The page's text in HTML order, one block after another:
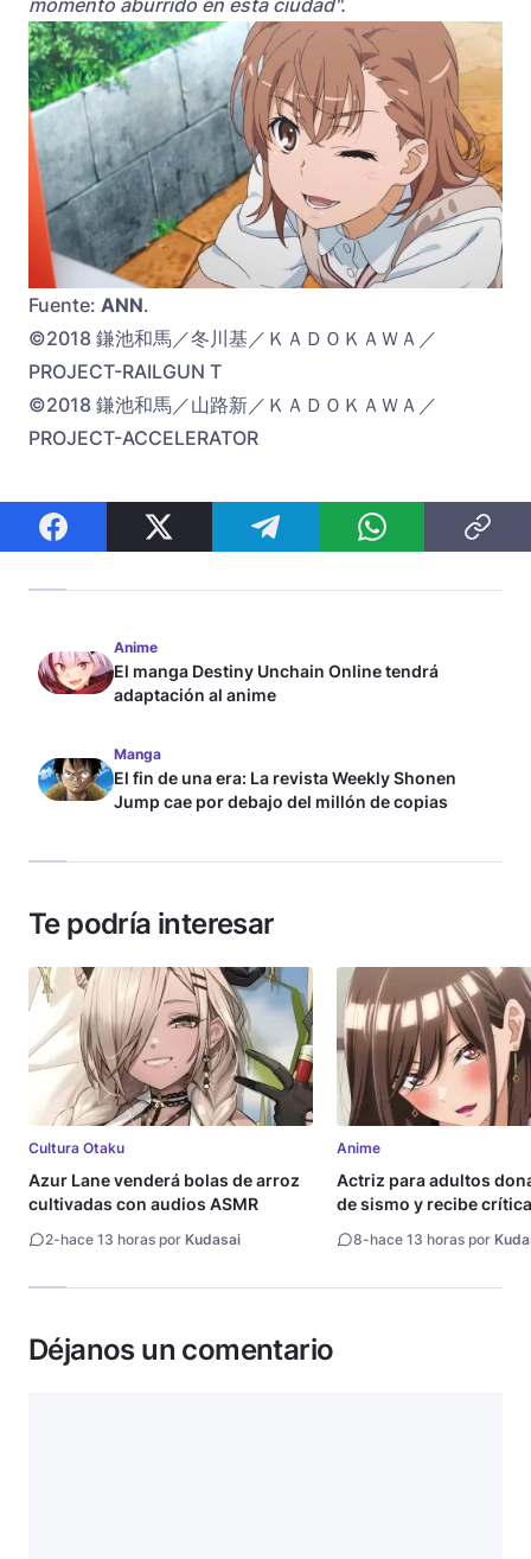
Fuente: ANN.
©2018 鎌池和馬／冬川基／ＫＡＤＯＫＡＷＡ／
PROJECT-RAILGUN T
©2018 鎌池和馬／山路新／ＫＡＤＯＫＡＷＡ／
PROJECT-ACCELERATOR
Anime
El manga Destiny Unchain Online tendrá
adaptación al anime
Manga
El fin de una era: La revista Weekly Shonen
Jump cae por debajo del millón de copias
Te podría interesar
Cultura Otaku
Azur Lane venderá bolas de arroz
cultivadas con audios ASMR
2-hace 13 horas por Kudasai
Anime
Actriz para adultos
de sismo y recibe
8-hace 13 horas por
Déjanos un comentario